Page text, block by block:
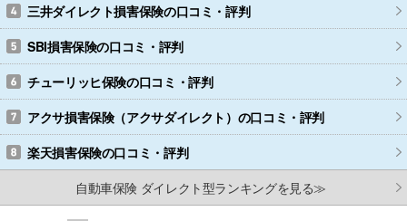
三井ダイレクト損害保険の口コミ・評判
SBI損害保険の口コミ・評判
チューリッヒ保険の口コミ・評判
アクサ損害保険（アクサダイレクト） の口コミ・評判
楽天損害保険の口コミ・評判
自動車保険 ダイレクト型ランキングを見る≫